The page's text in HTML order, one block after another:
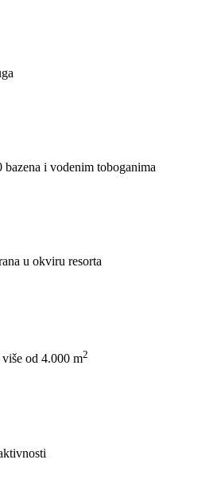
i vodenim toboganima
u okviru resorta
od 4.000 m2